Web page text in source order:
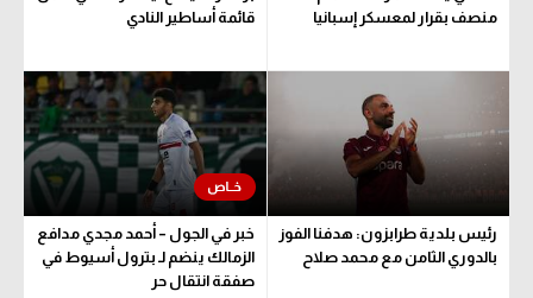
منصف بقرار لمعسكر إسبانيا
قائمة أساطير النادي
رئيس بلدية طرابزون: هدفنا الفوز
بالدوري الثامن مع محمد صلاح
خبر في الجول – أحمد مجدي مدافع
الزمالك ينضم لـ بترول أسيوط في
صفقة انتقال حر